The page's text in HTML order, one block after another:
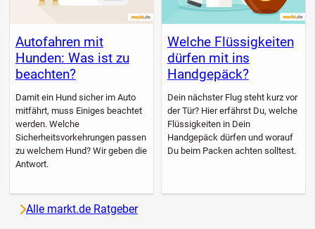
Autofahren mit
Hunden: Was ist zu
beachten?
Damit ein Hund sicher im Auto
mitfährt, muss Einiges beachtet
werden. Welche
Sicherheitsvorkehrungen passen
zu welchem Hund? Wir geben die
Antwort.
Welche Flüssigkeiten
dürfen mit ins
Handgepäck?
Dein nächster Flug steht kurz vor
der Tür? Hier erfährst Du, welche
Flüssigkeiten in Dein
Handgepäck dürfen und worauf
Du beim Packen achten solltest.
Alle markt.de Ratgeber